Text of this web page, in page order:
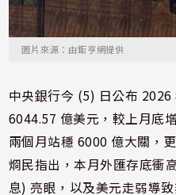
圖片來源：由鉅亨網提供
中央銀行今 (5) 日公布
6044.57 億美元，較上月底
兩個月站穩 6000 億大關，
烱民指出，本月外匯存底衝
息) 亮眼，以及美元走弱導